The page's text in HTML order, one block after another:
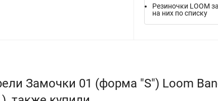
Резиночки LOOM
на них по списку
Замочки 01 (форма "S") Loom